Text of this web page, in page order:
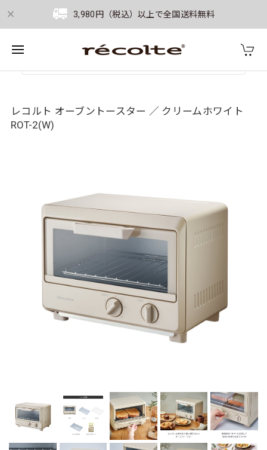
3,980円（税込）以上で全国送料無料
レコルト オーブントースター ／ クリームホワイト
ROT-2(W)